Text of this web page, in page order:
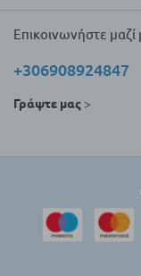
Επικοινωνήστε μαζί
+306908924847
Γράψτε μας >